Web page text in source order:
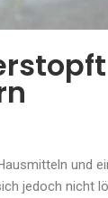
und
jedoch nicht